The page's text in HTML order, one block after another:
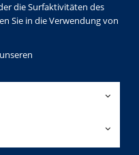
die Surfaktivitäten des
Sie in die Verwendung von